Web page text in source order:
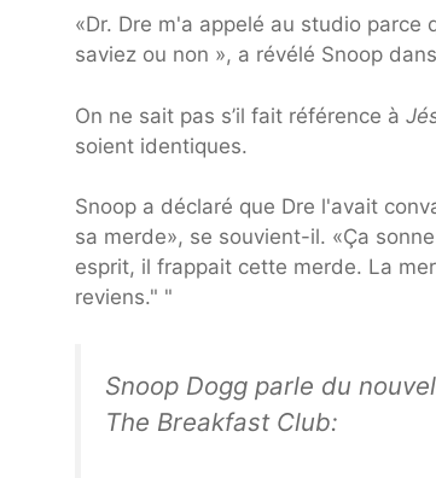
«Dr. Dre m'a appelé au studio parce
saviez ou non », a révélé Snoop
On ne sait pas s’il fait référence à
soient identiques.
Snoop a déclaré que Dre l'avait
sa merde», se souvient-il. «Ça
esprit, il frappait cette merde. La
reviens." "
Snoop Dogg parle du
The Breakfast Club: